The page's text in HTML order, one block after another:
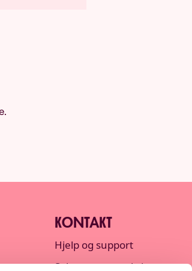
KONTAKT
Hjelp og support
Søk etter transaksjon